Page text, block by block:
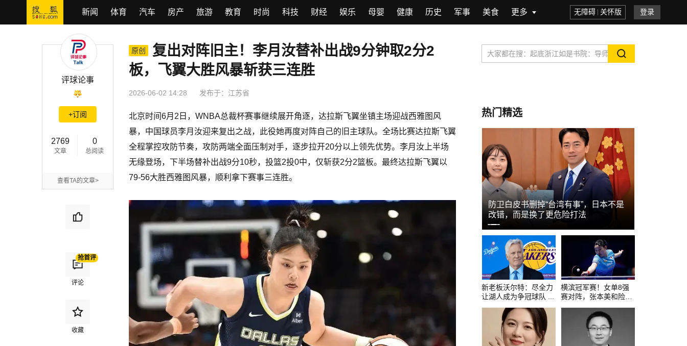
新闻 体育 汽车 房产 旅游 教育 时尚 科技 财经 娱乐 母婴 健康 历史 军事 美食 更多 无障碍 关怀版 登录
复出对阵旧主！李月汝替补出战9分钟取2分2板，飞翼大胜风暴斩获三连胜
评球论事
+订阅
2769
文章
0
总阅读
查看TA的文章>
抢首评
评论
收藏
原创
复出对阵旧主！李月汝替补出战9分钟取2分2
板，飞翼大胜风暴斩获三连胜
2026-06-02 14:28 发布于： 江苏省
北京时间6月2日，WNBA总裁杯赛事继续展开角逐，达拉斯飞翼坐镇主场迎战西雅图风
暴，中国球员李月汝迎来复出之战，此役她再度对阵自己的旧主球队。全场比赛达拉斯飞翼
全程掌控攻防节奏，攻防两端全面压制对手，逐步拉开20分以上领先优势。李月汝上半场
无缘登场，下半场替补出战9分10秒，投篮2投0中，仅斩获2分2篮板。最终达拉斯飞翼以
79-56大胜西雅图风暴，顺利拿下赛事三连胜。
热门精选
李梦归队？宫鲁鸣官宣决定，2人被强
制召回，谁注意澳洲俱乐部发声
防卫白皮书删掉“台湾有事”，日本不是
改错，而是换了更危险打法
012
新老板沃尔特：尽全力
让湖人成为争冠球队 ...
横滨冠军赛！女单8强
赛对阵，张本美和险